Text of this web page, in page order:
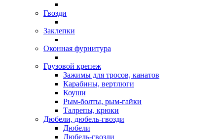
Гвозди
Заклепки
Оконная фурнитура
Грузовой крепеж
Зажимы для тросов, канатов
Карабины, вертлюги
Коуши
Рым-болты, рым-гайки
Талрепы, крюки
Дюбели, дюбель-гвозди
Дюбели
Дюбель-гвозди